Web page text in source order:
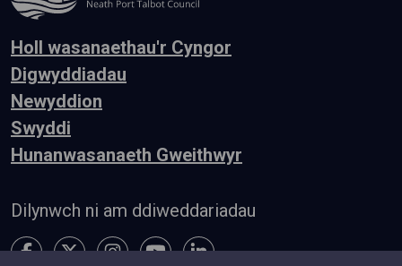
Holl wasanaethau'r Cyngor
Digwyddiadau
Newyddion
Swyddi
Hunanwasanaeth Gweithwyr
Dilynwch ni am ddiweddariadau